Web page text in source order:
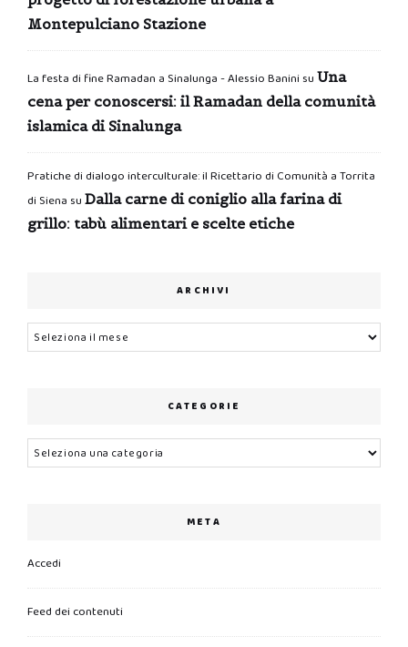
Montepulciano Stazione
La festa di fine Ramadan a Sinalunga - Alessio Banini su Una
cena per conoscersi: il Ramadan della comunità
islamica di Sinalunga
Pratiche di dialogo interculturale: il Ricettario di Comunità a Torrita
di Siena su Dalla carne di coniglio alla farina di
grillo: tabù alimentari e scelte etiche
ARCHIVI
Archivi
CATEGORIE
Categorie
META
Accedi
Feed dei contenuti